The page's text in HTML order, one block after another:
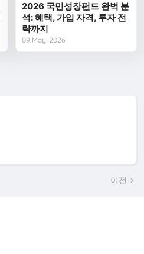
2026 국민성장펀드 완벽 분
석: 혜택, 가입 자격, 투자 전
략까지
09 May, 2026
이전